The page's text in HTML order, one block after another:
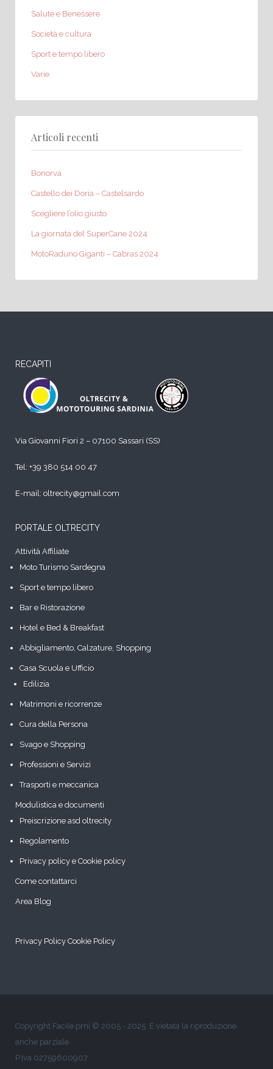
Salute e Benessere
Società e cultura
Sport e tempo libero
Varie
Articoli recenti
Bonorva
Castello dei Doria – Castelsardo
Scegliere l’olio giusto
La giornata del SuperCane 2024
MotoRaduno Giganti – Cabras 2024
RECAPITI
Via Giovanni Fiori 2 – 07100 Sassari (SS)
Tel: +39 380 514 00 47
E-mail: oltrecity@gmail.com
PORTALE OLTRECITY
Attività Affiliate
Moto Turismo Sardegna
Sport e tempo libero
Bar e Ristorazione
Hotel e Bed & Breakfast
Abbigliamento, Calzature, Shopping
Casa Scuola e Ufficio
Edilizia
Matrimoni e ricorrenze
Cura della Persona
Svago e Shopping
Professioni e Servizi
Trasporti e meccanica
Modulistica e documenti
Preiscrizione asd oltrecity
Regolamento
Privacy policy e Cookie policy
Come contattarci
Area Blog
Privacy Policy Cookie Policy
Copyright Facile pmi © 2005 - 2025. È vietata la riproduzione
anche parziale
P.Iva 02759600907